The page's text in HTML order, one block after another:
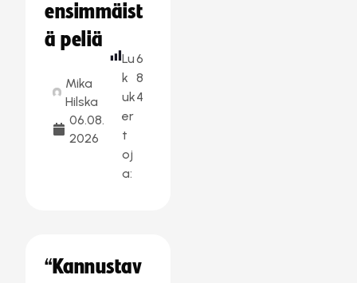
ensimmäist
ä peliä
Mika
Hilska
06.08.
2026
Lu
k
uk
er
t
oj
a:
6
8
4
“Kannustav